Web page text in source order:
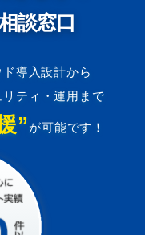
談窓口
導入設計から
ティ・運用まで
” が可能です！